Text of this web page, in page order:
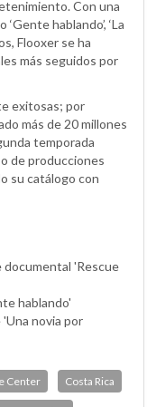
Con una
hablando’, ‘La
Flooxer se ha
más seguidos por
exitosas; por
más de 20 millones
temporada
de producciones
su catálogo con
documental 'Rescue
hablando'
novia por
Center Costa Rica